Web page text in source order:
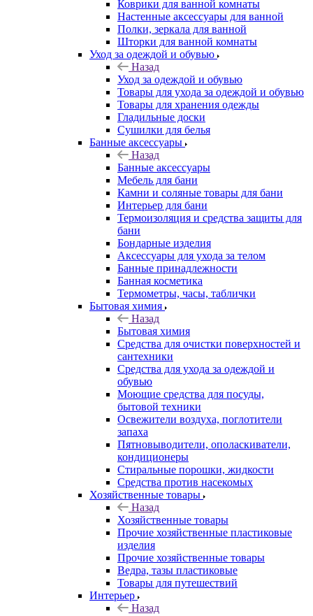
Коврики для ванной комнаты
Настенные аксессуары для ванной
Полки, зеркала для ванной
Шторки для ванной комнаты
Уход за одеждой и обувью
Назад
Уход за одеждой и обувью
Товары для ухода за одеждой и обувью
Товары для хранения одежды
Гладильные доски
Сушилки для белья
Банные аксессуары
Назад
Банные аксессуары
Мебель для бани
Камни и соляные товары для бани
Интерьер для бани
Термоизоляция и средства защиты для
бани
Бондарные изделия
Аксеcсуары для ухода за телом
Банные принадлежности
Банная косметика
Термометры, часы, таблички
Бытовая химия
Назад
Бытовая химия
Средства для очистки поверхностей и
сантехники
Средства для ухода за одеждой и
обувью
Моющие средства для посуды,
бытовой техники
Освежители воздуха, поглотители
запаха
Пятновыводители, ополаскиватели,
кондиционеры
Стиральные порошки, жидкости
Средства против насекомых
Хозяйственные товары
Назад
Хозяйственные товары
Прочие хозяйственные пластиковые
изделия
Прочие хозяйственные товары
Ведра, тазы пластиковые
Товары для путешествий
Интерьер
Назад